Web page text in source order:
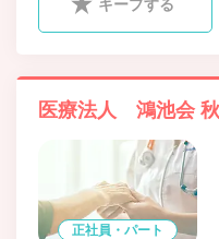
キープする
医療法人 鴻池会
正社員・パート